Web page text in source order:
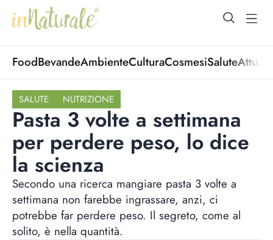
open
FoodBevandeAmbienteCulturaCosmesiSalute
SALUTE NUTRIZIONE
Pasta 3 volte a settimana
per perdere peso, lo dice
la scienza
Secondo una ricerca mangiare pasta 3 volte a
settimana non farebbe ingrassare, anzi, ci
potrebbe far perdere peso. Il segreto, come al
solito, è nella quantità.